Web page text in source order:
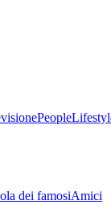
People
dei famosiAmici